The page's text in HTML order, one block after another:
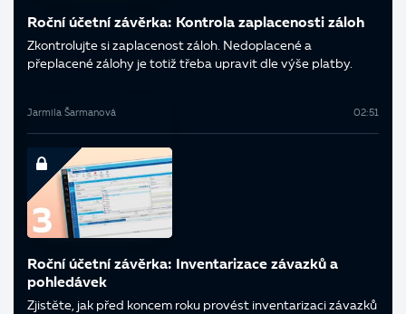
Roční účetní závěrka: Kontrola zaplacenosti záloh
Zkontrolujte si zaplacenost záloh. Nedoplacené a
přeplacené zálohy je totiž třeba upravit dle výše platby.
Jarmila Šarmanová 02:51
Roční účetní závěrka: Inventarizace závazků a
pohledávek
Zjistěte, jak před koncem roku provést inventarizaci závazků